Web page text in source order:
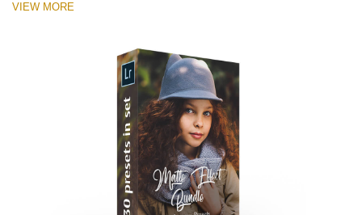
VIEW MORE